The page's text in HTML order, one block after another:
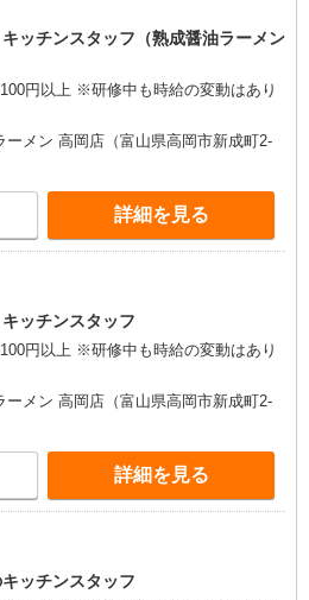
ッチンスタッフ（熟成醤油ラーメン
円以上 ※研修中も時給の変動はあり
ーメン 高岡店（富山県高岡市新成町2-
詳細を見る
ッチンスタッフ
円以上 ※研修中も時給の変動はあり
ーメン 高岡店（富山県高岡市新成町2-
詳細を見る
ッチンスタッフ